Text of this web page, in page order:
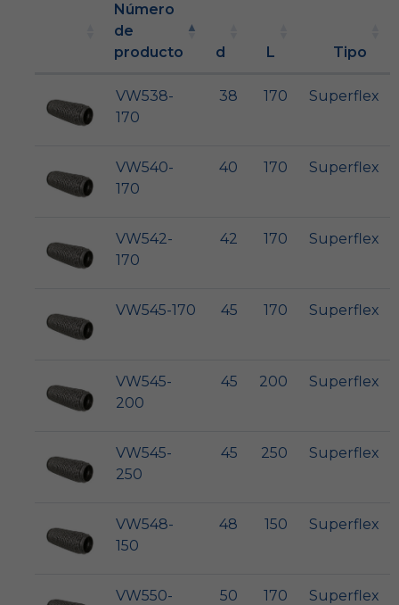
Número
de
producto
d L Tipo
VW538-
170
38 170 Superflex
VW540-
170
40 170 Superflex
VW542-
170
42 170 Superflex
VW545-170 45 170 Superflex
VW545-
200
45 200 Superflex
VW545-
250
45 250 Superflex
VW548-
150
48 150 Superflex
VW550-
50 170 Superflex